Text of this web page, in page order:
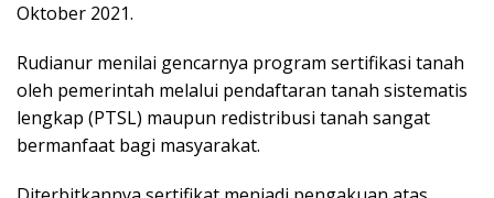
Oktober 2021.
Rudianur menilai gencarnya program sertifikasi tanah
oleh pemerintah melalui pendaftaran tanah sistematis
lengkap (PTSL) maupun redistribusi tanah sangat
bermanfaat bagi masyarakat.